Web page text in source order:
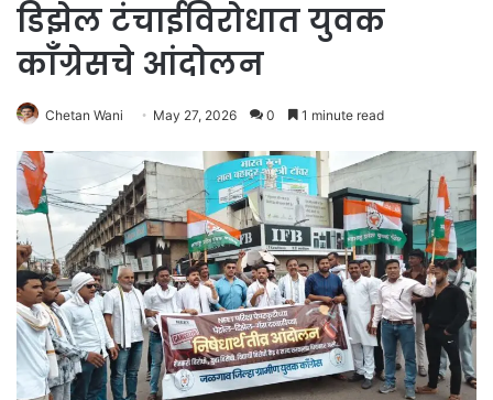
डिझेल टंचाईविरोधात युवक
काँग्रेसचे आंदोलन
Chetan Wani May 27, 2026 0 1 minute read